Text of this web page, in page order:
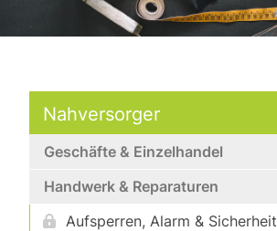
Nahversorger
Geschäfte & Einzelhandel
Handwerk & Reparaturen
Aufsperren, Alarm & Sicherheit